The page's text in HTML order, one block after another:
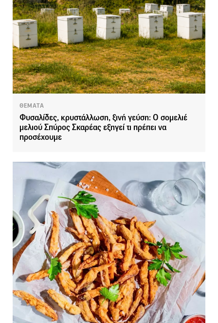
ΘΕΜΑΤΑ
Φυσαλίδες, κρυστάλλωση, ξινή γεύση: Ο σομελιέ
μελιού Σπύρος Σκαρέας εξηγεί τι πρέπει να
προσέχουμε